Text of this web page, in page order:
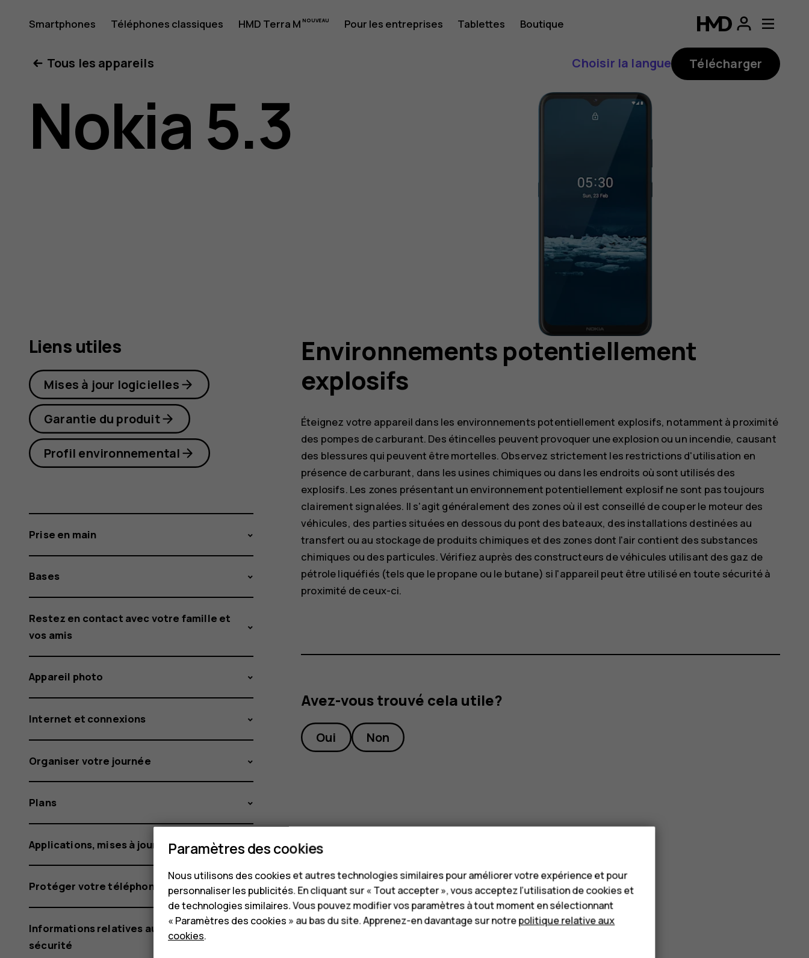
Guide
de
l'utilisateur
Smartphones Téléphones classiques HMD Terra M Pour les entreprises Tablettes Boutique
Tous les appareils
Choisir la langue Télécharger
Nokia 5.3
Environnements potentiellement
explosifs
Éteignez votre appareil dans les environnements potentiellement explosifs, notamment à proximité
des pompes de carburant. Des étincelles peuvent provoquer une explosion ou un incendie, causant
des blessures qui peuvent être mortelles. Observez strictement les restrictions d'utilisation en
présence de carburant, dans les usines chimiques ou dans les endroits où sont utilisés des
explosifs. Les zones présentant un environnement potentiellement explosif ne sont pas toujours
clairement signalées. Il s'agit généralement des zones où il est conseillé de couper le moteur des
véhicules, des parties situées en dessous du pont des bateaux, des installations destinées au
transfert ou au stockage de produits chimiques et des zones dont l'air contient des substances
chimiques ou des particules. Vérifiez auprès des constructeurs de véhicules utilisant des gaz de
pétrole liquéfiés (tels que le propane ou le butane) si l'appareil peut être utilisé en toute sécurité à
proximité de ceux-ci.
Avez-vous trouvé cela utile?
Oui Non
Liens utiles
Mises à jour logicielles
Garantie du produit
Profil environnemental
Prise en main
Bases
Restez en contact avec votre famille et
vos amis
Appareil photo
Internet et connexions
Organiser votre journée
Plans
Applications, mises à jour et sauvegardes
Protéger votre téléphone
Informations relatives au produit et à la
sécurité
Paramètres des cookies
Nous utilisons des cookies et autres technologies similaires pour améliorer votre expérience et pour
personnaliser les publicités. En cliquant sur « Tout accepter », vous acceptez l’utilisation de cookies et
de technologies similaires. Vous pouvez modifier vos paramètres à tout moment en sélectionnant
« Paramètres des cookies » au bas du site. Apprenez-en davantage sur notrepolitique relative aux
cookies.